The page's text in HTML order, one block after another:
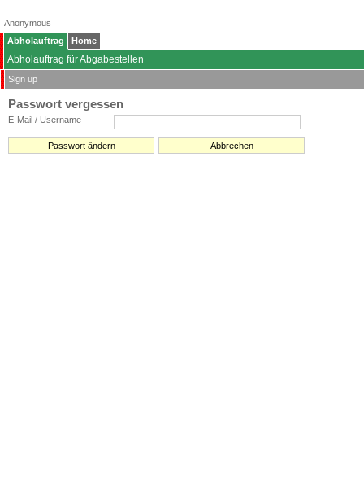
Anonymous
Abholauftrag
Home
Abholauftrag für Abgabestellen
Sign up
Passwort vergessen
E-Mail / Username